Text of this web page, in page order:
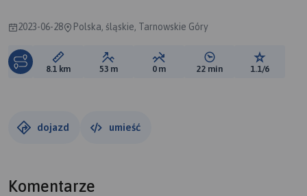
2023-06-28 Polska, śląskie, Tarnowskie Góry
Długość trasy:
8.1 km Suma przewyższeń:
53 m Suma spadków:
0 m Średni czas potrzebny
22 min Ocena
1.1/6
dojazd umieść
Komentarze